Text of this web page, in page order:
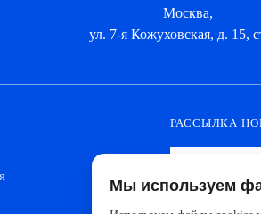
Москва,
ул. 7-я Кожуховская, д. 15,
РАССЫЛКА
Мы используем